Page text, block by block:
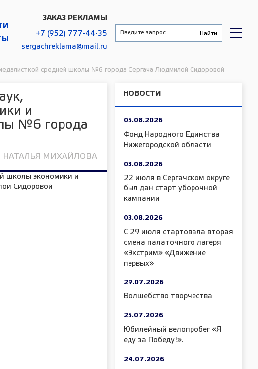
ЗАКАЗ РЕКЛАМЫ
+7 (952) 777-44-35
sergachreklama@mail.ru
средней школы №6 города Сергача Людмилой Сидоровой
и
№6 города
НАТАЛЬЯ МИХАЙЛОВА
НОВОСТИ
05.08.2026
Фонд Народного Единства
Нижегородской области
03.08.2026
22 июля в Сергачском округе
был дан старт уборочной
кампании
03.08.2026
С 29 июля стартовала вторая
смена палаточного лагеря
«Экстрим» «Движение
первых»
29.07.2026
Волшебство творчества
25.07.2026
Юбилейный велопробег «Я
еду за Победу!».
24.07.2026